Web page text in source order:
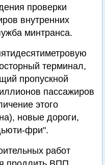
проверки
внутренних
минтранса.
терминал,
пропускной
пассажиров
этого
новые дороги,
фри".
работ